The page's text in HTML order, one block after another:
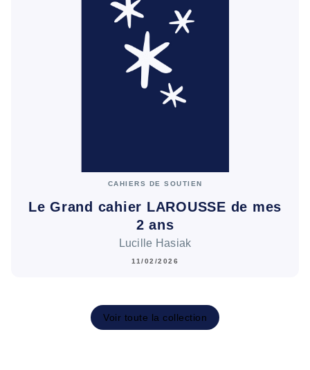
CAHIERS DE SOUTIEN
Le Grand cahier LAROUSSE de mes
2 ans
Lucille Hasiak
11/02/2026
Voir toute la collection